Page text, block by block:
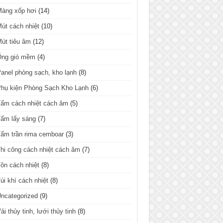
xốp hơi (14)
cách nhiệt (10)
tiêu âm (12)
gió mềm (4)
phòng sạch, kho lạnh (8)
kiện Phòng Sạch Kho Lạnh (6)
cách nhiệt cách âm (5)
lấy sáng (7)
trần rima cemboar (3)
công cách nhiệt cách âm (7)
cách nhiệt (8)
khí cách nhiệt (8)
(9)
thủy tinh, lưới thủy tinh (8)